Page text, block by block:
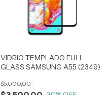
VIDRIO TEMPLADO FULL
GLASS SAMSUNG A55 (2349)
$5.000,00